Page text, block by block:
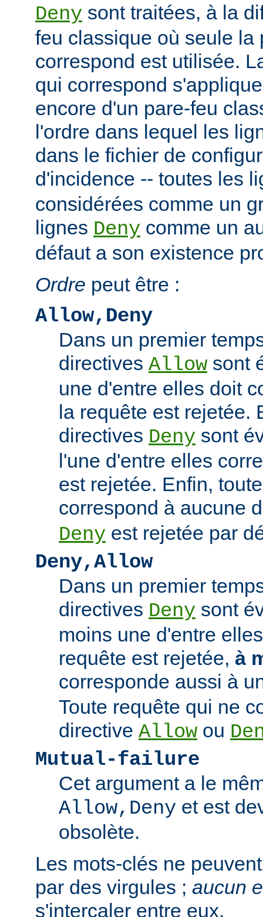
Deny sont traitées, à la
feu classique où seule la
correspond est utilisée.
qui correspond
encore d'un pare-feu
l'ordre dans lequel les
dans le fichier de
d'incidence -- toutes les
considérées comme un
lignes Deny comme un
défaut a son existence
Ordre peut être :
Allow,Deny
Dans un premier
directives Allow sont
une d'entre elles doit
la requête est rejetée.
directives Deny sont
l'une d'entre elles
est rejetée. Enfin,
correspond à aucune
Deny est rejetée par
Deny,Allow
Dans un premier
directives Deny sont
moins une d'entre
requête est rejetée, à
corresponde aussi à
Toute requête qui ne
directive Allow ou
Mutual-failure
Cet argument a le
Allow,Deny et est
obsolète.
Les mots-clés ne
par des virgules ; aucun
s'intercaler entre eux.